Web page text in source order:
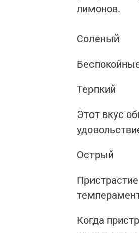
лимонов.
Соленый
Терпкий
Этот вкус
Острый
Когда